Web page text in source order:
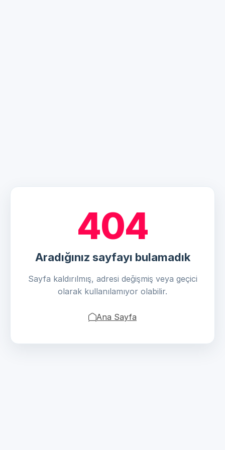
404
Aradığınız sayfayı bulamadık
Sayfa kaldırılmış, adresi değişmiş veya geçici
olarak kullanılamıyor olabilir.
Ana Sayfa